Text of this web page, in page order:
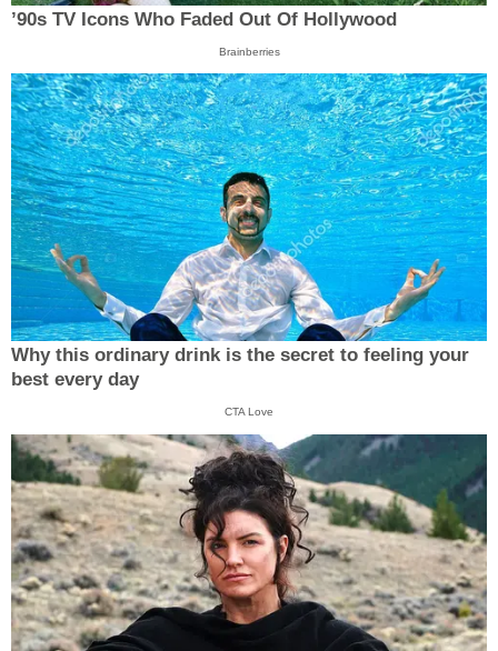
’90s TV Icons Who Faded Out Of Hollywood
Brainberries
Why this ordinary drink is the secret to feeling your
best every day
CTA Love